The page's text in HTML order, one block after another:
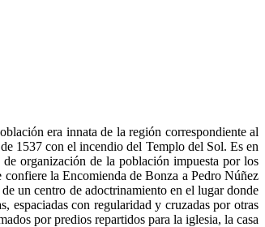
era innata de la región correspondiente al
1537 con el incendio del Templo del Sol. Es en
organización de la población impuesta por los
la Encomienda de Bonza a Pedro Núñez
un centro de adoctrinamiento en el lugar donde
espaciadas con regularidad y cruzadas por otras
por predios repartidos para la iglesia, la casa